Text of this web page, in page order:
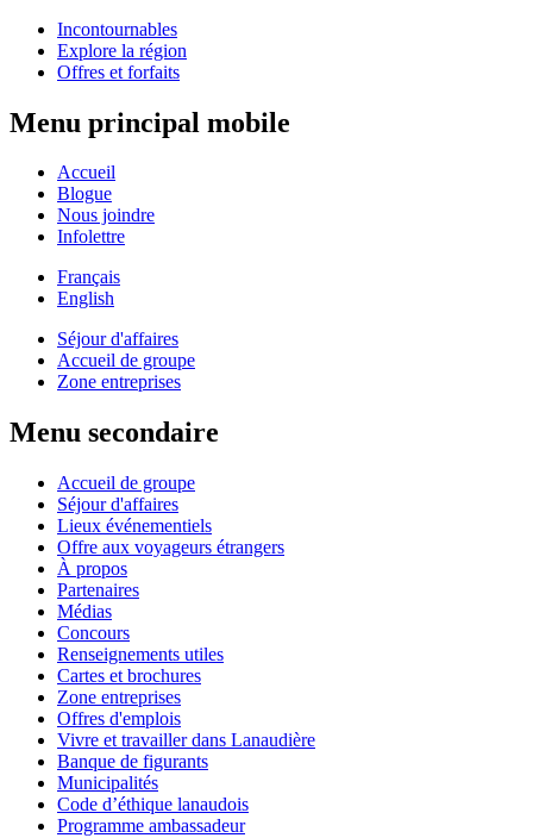
Incontournables
Explore la région
Offres et forfaits
Menu principal mobile
Accueil
Blogue
Nous joindre
Infolettre
Français
English
Séjour d'affaires
Accueil de groupe
Zone entreprises
Menu secondaire
Accueil de groupe
Séjour d'affaires
Lieux événementiels
Offre aux voyageurs étrangers
À propos
Partenaires
Médias
Concours
Renseignements utiles
Cartes et brochures
Zone entreprises
Offres d'emplois
Vivre et travailler dans Lanaudière
Banque de figurants
Municipalités
Code d’éthique lanaudois
Programme ambassadeur